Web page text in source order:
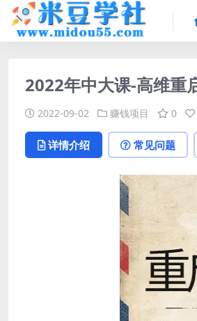
2022年中大课-高维重
2022-09-02 赚钱项目 0
详情介绍 常见问题